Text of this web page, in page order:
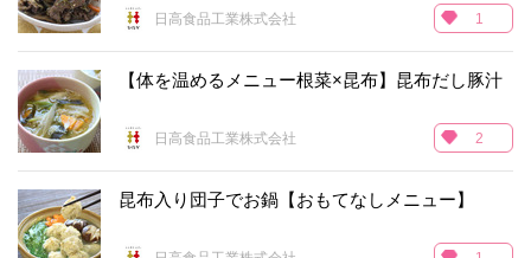
日高食品工業株式会社 1
【体を温めるメニュー根菜×昆布】昆布だし豚汁
日高食品工業株式会社 2
昆布入り団子でお鍋【おもてなしメニュー】